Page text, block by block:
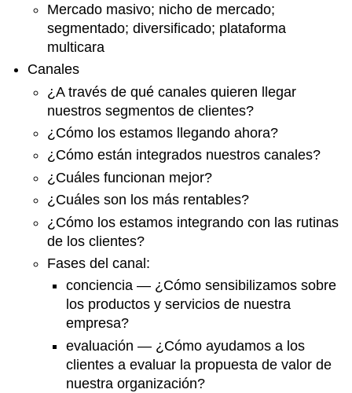
Mercado masivo; nicho de mercado;
segmentado; diversificado; plataforma
multicara
Canales
¿A través de qué canales quieren llegar
nuestros segmentos de clientes?
¿Cómo los estamos llegando ahora?
¿Cómo están integrados nuestros canales?
¿Cuáles funcionan mejor?
¿Cuáles son los más rentables?
¿Cómo los estamos integrando con las rutinas
de los clientes?
Fases del canal:
conciencia — ¿Cómo sensibilizamos sobre
los productos y servicios de nuestra
empresa?
evaluación — ¿Cómo ayudamos a los
clientes a evaluar la propuesta de valor de
nuestra organización?